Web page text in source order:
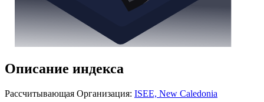
Описание индекса
Рассчитывающая Организация: ISEE, New Caledonia